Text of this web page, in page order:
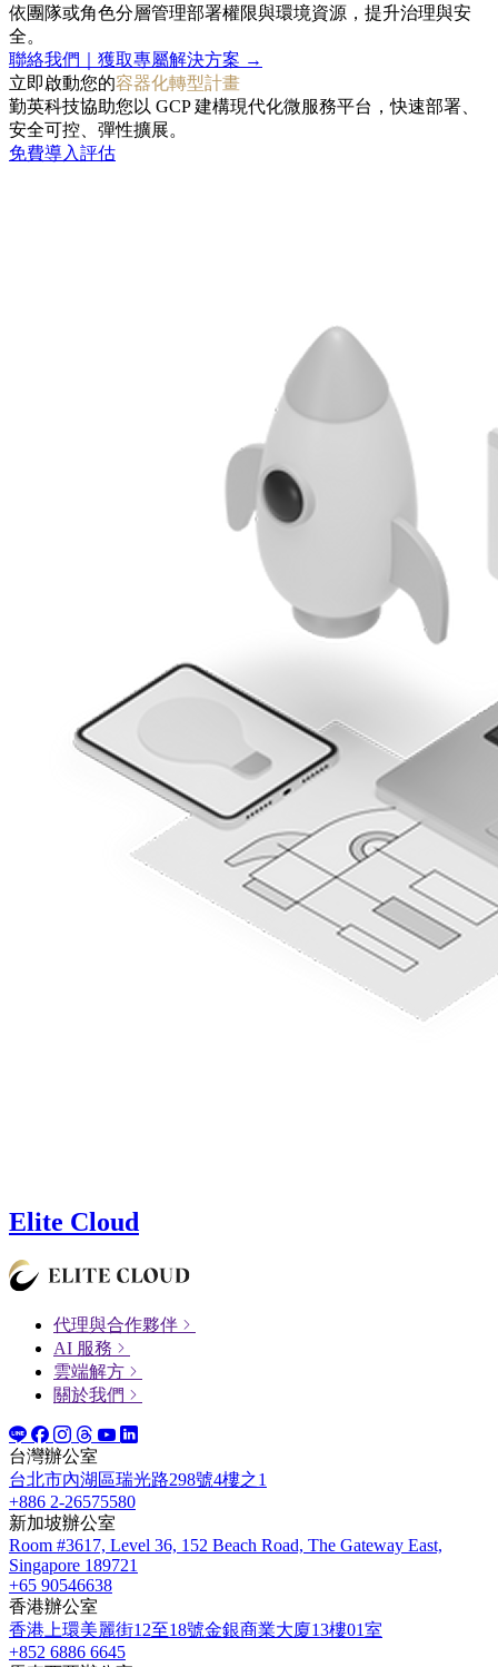
依團隊或角色分層管理部署權限與環境資源，提升治理與安
全。
聯絡我們｜獲取專屬解決方案 →
立即啟動您的容器化轉型計畫
勤英科技協助您以 GCP 建構現代化微服務平台，快速部署、
安全可控、彈性擴展。
免費導入評估
Elite Cloud
代理與合作夥伴
AI 服務
雲端解方
關於我們
台灣辦公室
台北市內湖區瑞光路298號4樓之1
+886 2-26575580
新加坡辦公室
Room #3617, Level 36, 152 Beach Road, The Gateway East,
Singapore 189721
+65 90546638
香港辦公室
香港上環美麗街12至18號金銀商業大廈13樓01室
+852 6886 6645